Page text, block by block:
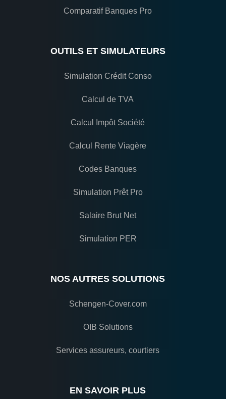
Comparatif Banques Pro
OUTILS ET SIMULATEURS
Simulation Crédit Conso
Calcul de TVA
Calcul Impôt Société
Calcul Rente Viagère
Codes Banques
Simulation Prêt Pro
Salaire Brut Net
Simulation PER
NOS AUTRES SOLUTIONS
Schengen-Cover.com
OIB Solutions
Services assureurs, courtiers
EN SAVOIR PLUS